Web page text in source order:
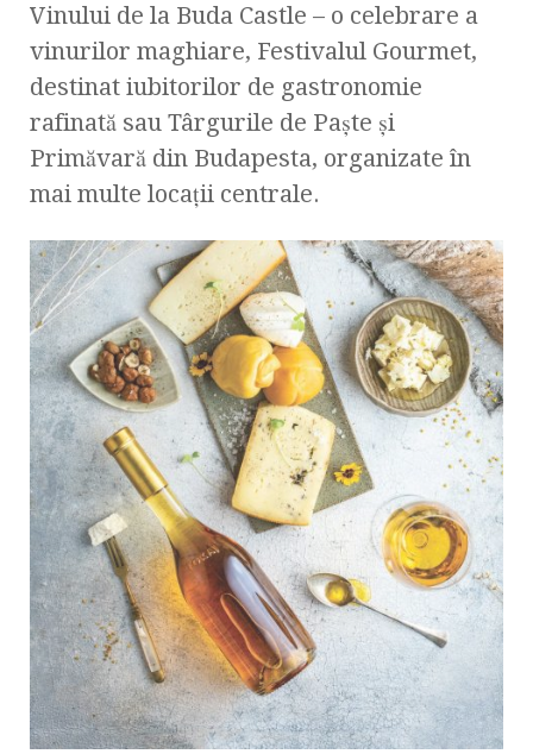
Vinului de la Buda Castle – o celebrare a
vinurilor maghiare, Festivalul Gourmet,
destinat iubitorilor de gastronomie
rafinată sau Târgurile de Paște și
Primăvară din Budapesta, organizate în
mai multe locații centrale.